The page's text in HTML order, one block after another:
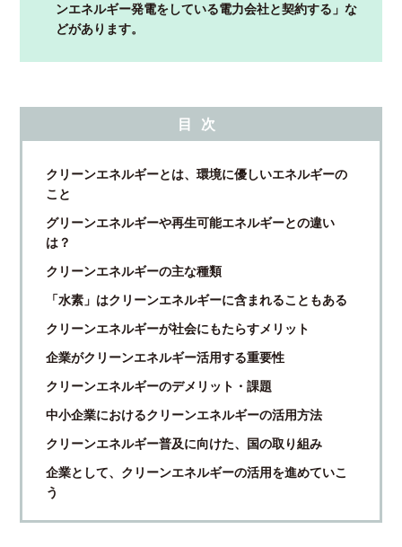
ンエネルギー発電をしている電力会社と契約する」な
どがあります。
目次
クリーンエネルギーとは、環境に優しいエネルギーの
こと
グリーンエネルギーや再生可能エネルギーとの違い
は？
クリーンエネルギーの主な種類
「水素」はクリーンエネルギーに含まれることもある
クリーンエネルギーが社会にもたらすメリット
企業がクリーンエネルギー活用する重要性
クリーンエネルギーのデメリット・課題
中小企業におけるクリーンエネルギーの活用方法
クリーンエネルギー普及に向けた、国の取り組み
企業として、クリーンエネルギーの活用を進めていこ
う